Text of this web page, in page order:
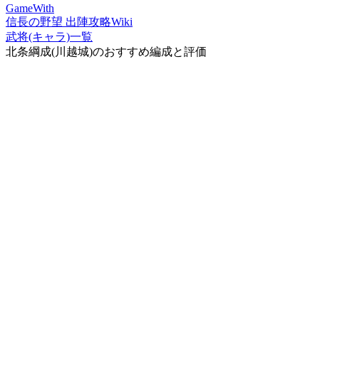
GameWith
信長の野望 出陣攻略Wiki
武将(キャラ)一覧
北条綱成(川越城)のおすすめ編成と評価